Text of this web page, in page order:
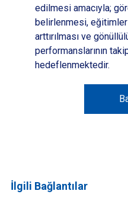
edilmesi amacıyla;
belirlenmesi,
arttırılması ve
performanslarının
hedeflenmektedir.
İlgili Bağlantılar